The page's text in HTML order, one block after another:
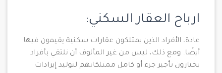
ارباح العقار السكني:
عادة، الأفراد الذين يمتلكون عقارات سكنية يقيمون فيها
أيضًا. ومع ذلك، ليس من غير المألوف أن نلتقي بأفراد
يختارون تأجير جزء أو كامل ممتلكاتهم لتوليد إيرادات